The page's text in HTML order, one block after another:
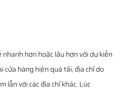
hơn hoặc lâu hơn với dự kiến
cửa hàng hiện quá tải, địa chỉ do
lẫn với các địa chỉ khác. Lúc